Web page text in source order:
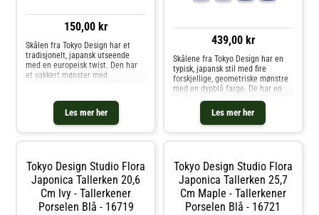
150,00 kr
Les mer her
Skålen fra Tokyo Design har et
tradisjonelt, japansk utseende
med en europeisk twist. Den har
et vakkert mønster med
porselen. Gi innredningen din en
personlig touch ved å mikse
produktet med andre mønstre fra
Japan. Om skålen fra Tokyo
Design- Unikt, håndlaget design.-
Klassisk fargekombinasjon.-
Tradisjonelt, japansk utseende
med en europeisk twist.- Laget av
439,00 kr
Les mer her
Skålene fra Tokyo Design har en
typisk, japansk stil med fire
forskjellige, geometriske mønstre
med en dypblå farge. De har en
moderne twist med definerte
kanter perfekte for vakre
matoppsett. Skålene har et
håndlaget design i høykvalitets
stil.- Fire blåe, geometriske
mønstre.- Laget av porselen.- Fra
kolleksjonen Nippon Blue.- Selges
i en 4-pakning.
Vedlikeholdsinstruksjoner for
Tokyo Design Studio Flora
Japonica Tallerken 20,6
Cm Ivy - Tallerkener
Porselen Blå - 16719
Tokyo Design Studio Flora
Japonica Tallerken 25,7
Cm Maple - Tallerkener
Porselen Blå - 16721